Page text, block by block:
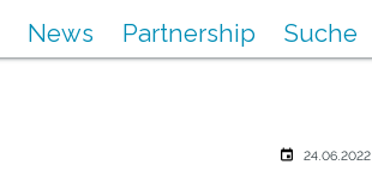
News Partnership Suche
24.06.2022